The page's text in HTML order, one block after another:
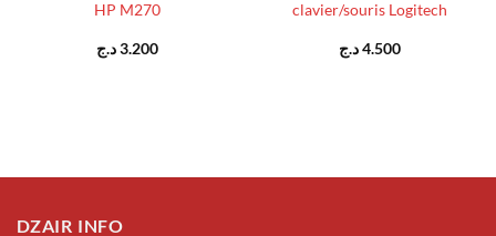
HP M270
3.200 د.ج
clavier/souris Logitech
4.500 د.ج
DZAIR INFO